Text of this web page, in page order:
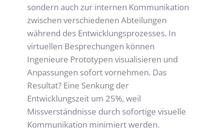
sondern auch zur internen Kommunikation
zwischen verschiedenen Abteilungen
während des Entwicklungsprozesses. In
virtuellen Besprechungen können
Ingenieure Prototypen visualisieren und
Anpassungen sofort vornehmen. Das
Resultat? Eine Senkung der
Entwicklungszeit um 25%, weil
Missverständnisse durch sofortige visuelle
Kommunikation minimiert werden.